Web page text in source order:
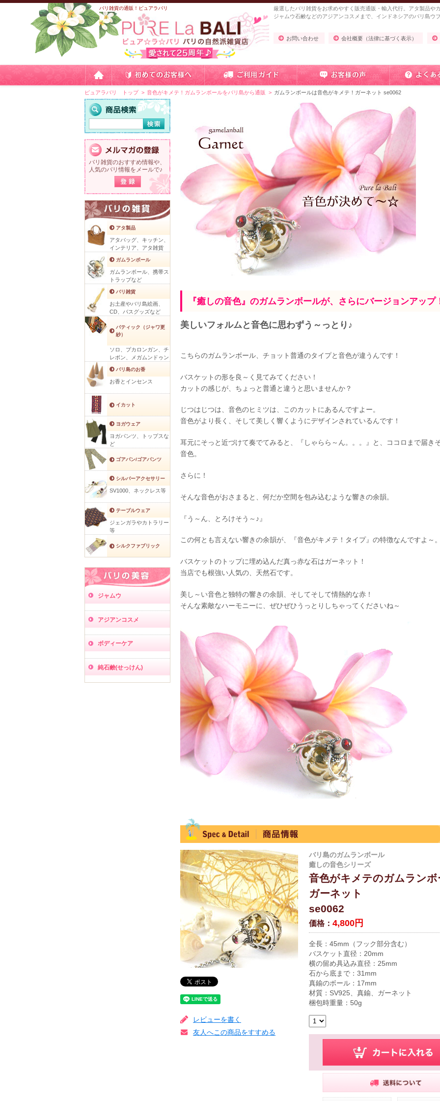
バリ雑貨の通販！ピュアラバリ
厳選したバリ雑貨をお求めやすく販売通販・輸入代行。アタ製品や
ジャムウ石鹸などのアジアンコスメまで、インドネシアのバリ島ウ
お問い合わせ 会社概要（法律に基づく表示）
ピュアラバリ トップ 音色がキメテ！ガムランボールをバリ島から通販 ガムランボールは音色がキメテ！ガーネット se0062
『癒しの音色』のガムランボールが、さらにバージョンアップ
美しいフォルムと音色に思わずう～っとり♪
こちらのガムランボール、チョット普通のタイプと音色が違うんです！
バスケットの形を良～く見てみてください！
カットの感じが、ちょっと普通と違うと思いませんか？
じつはじつは、音色のヒミツは、このカットにあるんですよー。
音色がより長く、そして美しく響くようにデザインされているんです！
耳元にそっと近づけて奏でてみると、『しゃらら～ん。。。』と、ココロまで届き
音色。
さらに！
そんな音色がおさまると、何だか空間を包み込むような響きの余韻。
『う～ん、とろけそう～♪』
この何とも言えない響きの余韻が、『音色がキメテ！タイプ』の特徴なんですよ～
バスケットのトップに埋め込んだ真っ赤な石はガーネット！
当店でも根強い人気の、天然石です。
美し～い音色と独特の響きの余韻、そしてそして情熱的な赤！
そんな素敵なハーモニーに、ぜひぜひうっとりしちゃってくださいね～
バリ島のガムランボール
癒しの音色シリーズ
音色がキメテのガムランボ
ガーネット
se0062
価格：4,800円
全長：45mm（フック部分含む）
バスケット直径：20mm
横の留め具込み直径：25mm
石から底まで：31mm
真鍮のボール：17mm
材質：SV925、真鍮、ガーネット
梱包時重量：50g
レビューを書く
友人へこの商品をすすめる
バリ雑貨のおすすめ情報や、
人気のバリ情報をメールで♪
アタ製品
アタバッグ、キッチン、
インテリア、アタ雑貨
ガムランボール
ガムランボール、携帯ス
トラップなど
バリ雑貨
お土産やバリ島絵画、
CD、バスグッズなど
バティック（ジャワ更
紗）
ソロ、プカロンガン、チ
レボン、メガムンドゥン
バリ島のお香
お香とインセンス
イカット
ヨガウェア
ヨガパンツ、トップスな
ど
ゴアパン/ゴアパンツ
シルバーアクセサリー
SV1000、ネックレス等
テーブルウェア
ジェンガラやカトラリー
等
シルクファブリック
ジャムウ
アジアンコスメ
ボディーケア
純石鹸(せっけん)